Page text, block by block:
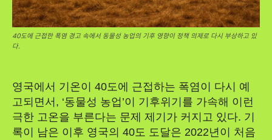
40도에 근접한 폭염 경고 속에서 동물성 농업의 기후 영향이 정책 의제로 다시 부상하고 있
다.
영국에서 기온이 40도에 근접하는 폭염이 다시 예
고되면서, ‘동물성 농업’이 기후위기를 가속해 이런
극한 고온을 부른다는 문제 제기가 커지고 있다. 기
록이 남은 이후 영국의 40도 도달은 2022년이 처음